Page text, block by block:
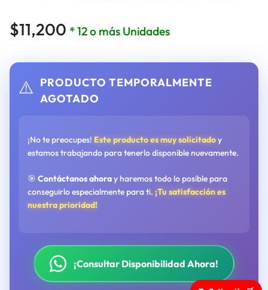
$11,200 * 12 o más Unidades
⚠️ PRODUCTO TEMPORALMENTE
AGOTADO
¡No te preocupes! Este producto es muy solicitadoy
estamos trabajando para tenerlo disponible nuevamente.
🎯 Contáctanos ahoray haremos todo lo posible para
conseguirlo especialmente para ti. ¡Tu satisfacción es
nuestra prioridad!
¡Consultar Disponibilidad Ahora!